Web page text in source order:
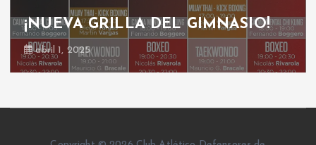
GRILLA GIMNASIO
octubre 30, 2024